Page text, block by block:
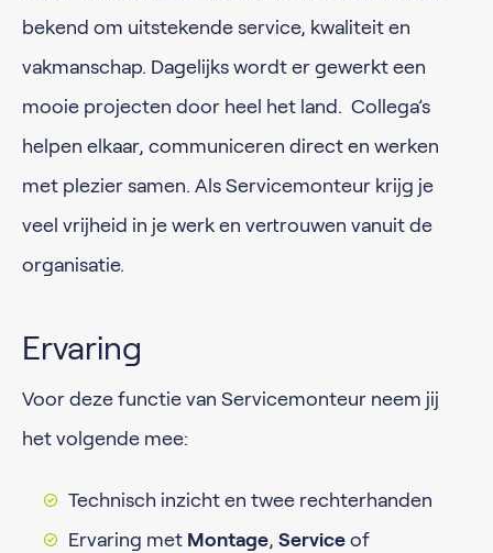
bekend om uitstekende service, kwaliteit en
vakmanschap. Dagelijks wordt er gewerkt een
mooie projecten door heel het land. Collega’s
helpen elkaar, communiceren direct en werken
met plezier samen. Als Servicemonteur krijg je
veel vrijheid in je werk en vertrouwen vanuit de
organisatie.
Ervaring
Voor deze functie van Servicemonteur neem jij
het volgende mee:
Technisch inzicht en twee rechterhanden
Ervaring met Montage, Service of